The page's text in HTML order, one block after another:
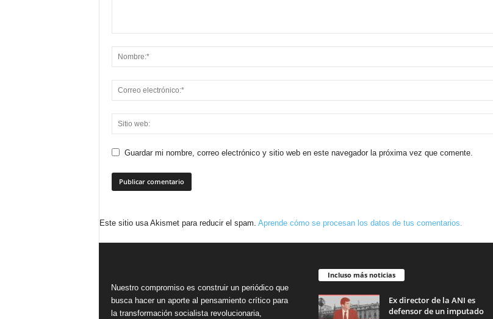
Guardar mi nombre, correo electrónico y sitio web en este navegador la próxima vez que comente.
Este sitio usa Akismet para reducir el spam. Aprende cómo se procesan los datos de tus comentarios.
Nuestro compromiso es construir un periódico que
busca hacer un aporte al pensamiento crítico para
la transformación socialista revolucionaria,
Incluso más noticias
Ex director de la ANI es
defensor de un imputado